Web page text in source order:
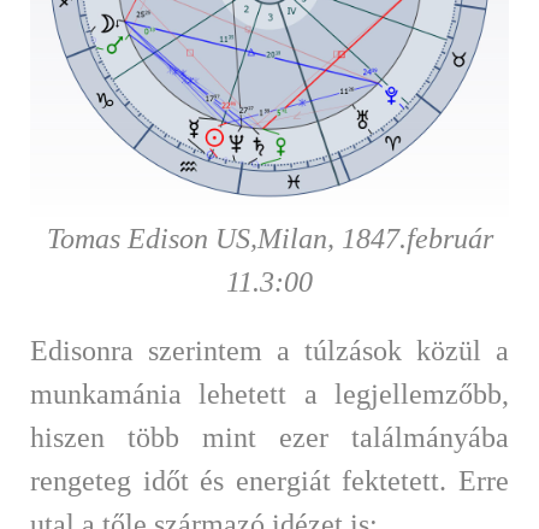
Tomas Edison US,Milan, 1847.február
11.3:00
Edisonra szerintem a túlzások közül a
munkamánia lehetett a legjellemzőbb,
hiszen több mint ezer találmányába
rengeteg időt és energiát fektetett. Erre